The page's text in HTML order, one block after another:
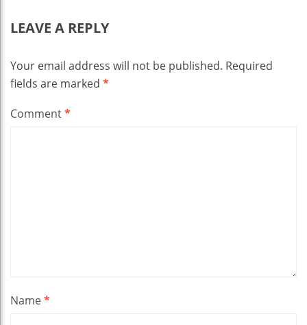
LEAVE A REPLY
Your email address will not be published. Required
fields are marked *
Comment*
Name*